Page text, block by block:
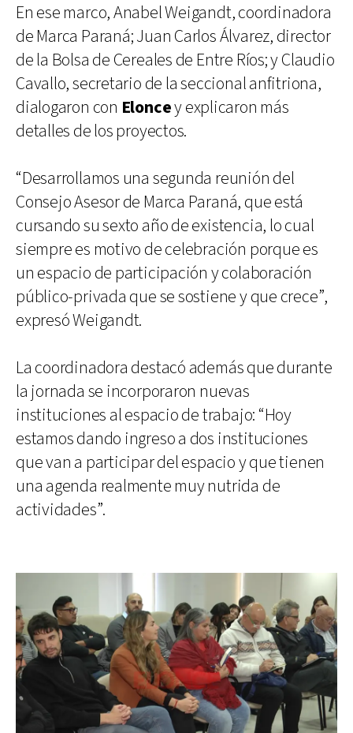
En ese marco, Anabel Weigandt, coordinadora
de Marca Paraná; Juan Carlos Álvarez, director
de la Bolsa de Cereales de Entre Ríos; y Claudio
Cavallo, secretario de la seccional anfitriona,
dialogaron con Eloncey explicaron más
detalles de los proyectos.
“Desarrollamos una segunda reunión del
Consejo Asesor de Marca Paraná, que está
cursando su sexto año de existencia, lo cual
siempre es motivo de celebración porque es
un espacio de participación y colaboración
público-privada que se sostiene y que crece”,
expresó Weigandt.
La coordinadora destacó además que durante
la jornada se incorporaron nuevas
instituciones al espacio de trabajo: “Hoy
estamos dando ingreso a dos instituciones
que van a participar del espacio y que tienen
una agenda realmente muy nutrida de
actividades”.